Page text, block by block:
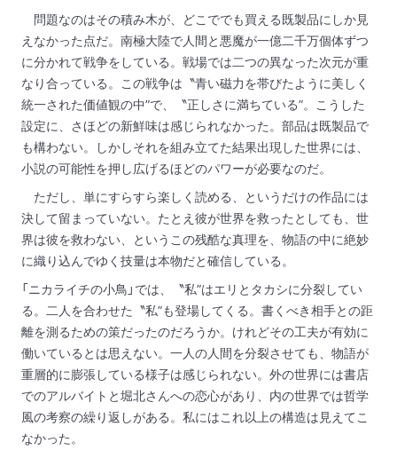
問題なのはその積み木が、どこででも買える既製品にしか見
えなかった点だ。南極大陸で人間と悪魔が一億二千万個体ずつ
に分かれて戦争をしている。戦場では二つの異なった次元が重
なり合っている。この戦争は〝青い磁力を帯びたように美しく
統一された価値観の中”で、〝正しさに満ちている”。こうした
設定に、さほどの新鮮味は感じられなかった。部品は既製品で
も構わない。しかしそれを組み立てた結果出現した世界には、
小説の可能性を押し広げるほどのパワーが必要なのだ。
ただし、単にすらすら楽しく読める、というだけの作品には
決して留まっていない。たとえ彼が世界を救ったとしても、世
界は彼を救わない、というこの残酷な真理を、物語の中に絶妙
に織り込んでゆく技量は本物だと確信している。
「ニカライチの小鳥」では、〝私”はエリとタカシに分裂してい
る。二人を合わせた〝私”も登場してくる。書くべき相手との距
離を測るための策だったのだろうか。けれどその工夫が有効に
働いているとは思えない。一人の人間を分裂させても、物語が
重層的に膨張している様子は感じられない。外の世界には書店
でのアルバイトと堀北さんへの恋心があり、内の世界では哲学
風の考察の繰り返しがある。私にはこれ以上の構造は見えてこ
なかった。